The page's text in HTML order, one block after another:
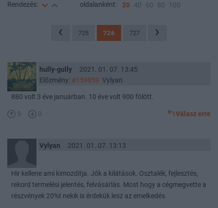
Rendezés: oldalanként: 20 40 60 80 100
725 726 727
hully-gully
2021. 01. 07. 13:45
Előzmény: #159859 Vylyan
880 volt 3 éve januárban. 10 éve volt 900 fölött.
5 0 Válasz erre
Vylyan 2021. 01. 07. 13:13
Hir kellene ami kimozditja. Jók a kilátások. Osztalék, fejlesztés,
rekord termelési jelentés, felvásárlás. Most hogy a cégmegvette a
részvények 20%t nekik is érdekük lesz az emelkedés.